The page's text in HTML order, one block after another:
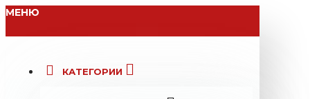
МЕНЮ
КАТЕГОРИИ